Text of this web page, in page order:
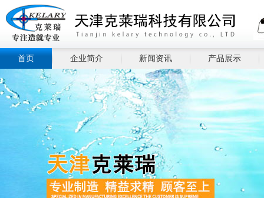
首页 企业简介 新闻资讯 产品展示